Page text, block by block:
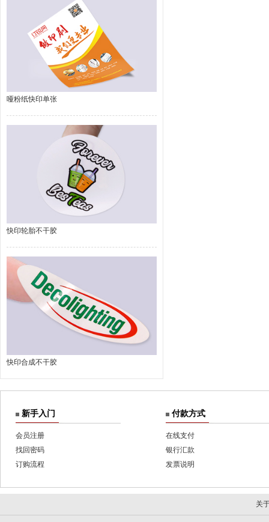
哑粉纸快印单张
快印轮胎不干胶
快印合成不干胶
新手入门
会员注册
找回密码
订购流程
付款方式
在线支付
银行汇款
发票说明
关